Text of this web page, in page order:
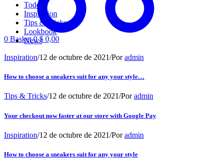
0 Basket 0 $ 0,00
Todo
Inspiration
Tips & Tricks
Lookbook
News
Inspiration/12 de octubre de 2021/Poradmin
How to choose a sneakers suit for any your style…
Tips & Tricks/12 de octubre de 2021/Poradmin
Your checkout now faster at our store with Google Pay
Inspiration/12 de octubre de 2021/Poradmin
How to choose a sneakers suit for any your style